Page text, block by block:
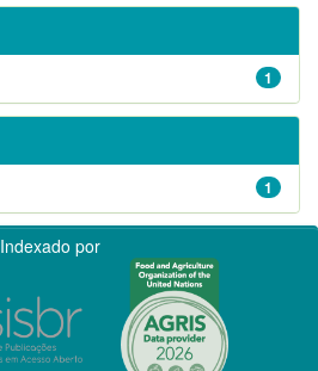
1
1
Indexado por